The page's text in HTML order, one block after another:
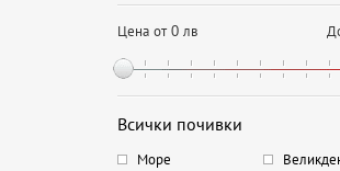
Цена от 0 лв
Всички почивки
Море